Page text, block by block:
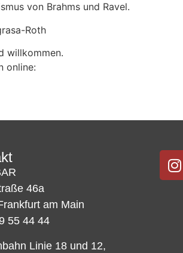
von Brahms und Ravel.
Roth
willkommen.
online:
46a
am Main
55 44 44
Linie 18 und 12,